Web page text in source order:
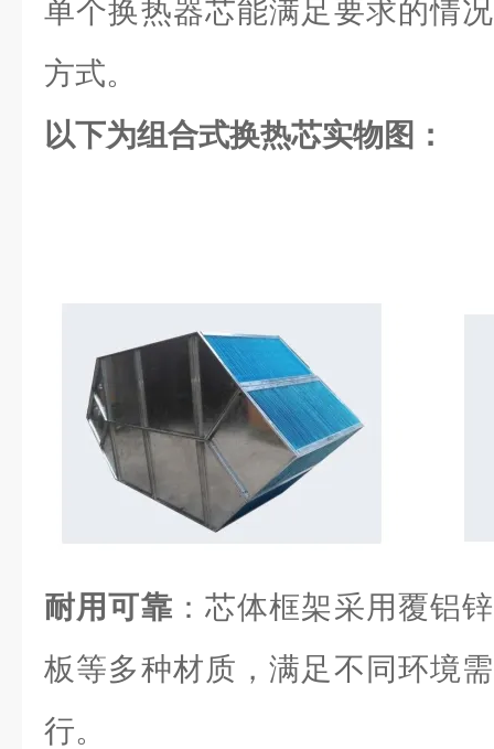
单个换热器芯能满足要求的情
方式。
以下为组合式换热芯实物图：
耐用可靠 ：芯体框架采用覆铝
板等多种材质，满足不同环境
行。